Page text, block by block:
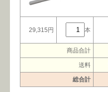
29,315円 本
商品合計
送料
総合計
コラム
会社案内
お問合せ